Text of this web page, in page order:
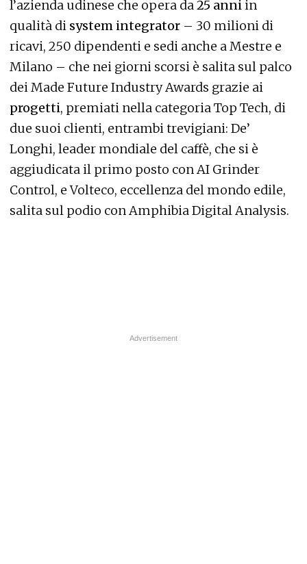
l’azienda udinese che opera da25 anniin
qualità di system integrator – 30 milioni di
ricavi, 250 dipendenti e sedi anche a Mestre e
Milano – che nei giorni scorsi è salita sul palco
dei Made Future Industry Awards grazie ai
progetti, premiati nella categoria Top Tech, di
due suoi clienti, entrambi trevigiani: De’
Longhi, leader mondiale del caffè, che si è
aggiudicata il primo posto con AI Grinder
Control, e Volteco, eccellenza del mondo edile,
salita sul podio con Amphibia Digital Analysis.